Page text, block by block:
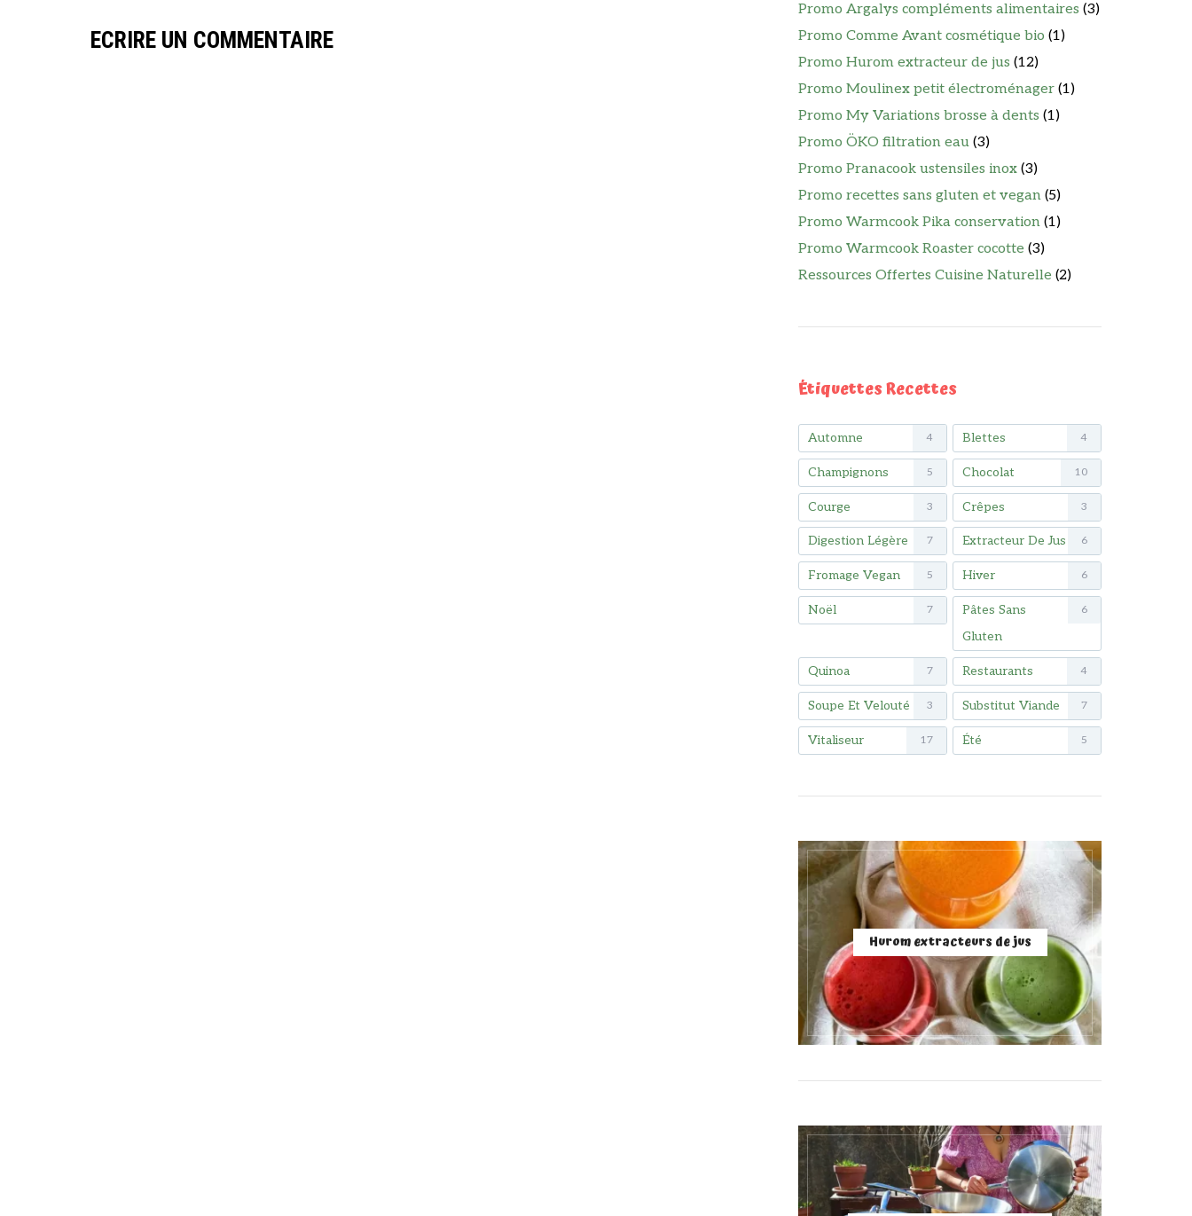
ECRIRE UN COMMENTAIRE
Promo Argalys compléments alimentaires (3)
Promo Comme Avant cosmétique bio (1)
Promo Hurom extracteur de jus (12)
Promo Moulinex petit électroménager (1)
Promo My Variations brosse à dents (1)
Promo ÖKO filtration eau (3)
Promo Pranacook ustensiles inox (3)
Promo recettes sans gluten et vegan (5)
Promo Warmcook Pika conservation (1)
Promo Warmcook Roaster cocotte (3)
Ressources Offertes Cuisine Naturelle (2)
Étiquettes Recettes
Automne 4 Blettes 4
Champignons 5 Chocolat 10
Courge 3 Crêpes 3
Digestion Légère 7 Extracteur De Jus 6
Fromage Vegan 5 Hiver 6
Noël 7
Pâtes Sans
Gluten
6
Quinoa 7 Restaurants 4
Soupe Et Velouté 3 Substitut Viande 7
Vitaliseur 17 Été 5
Hurom extracteurs de jus